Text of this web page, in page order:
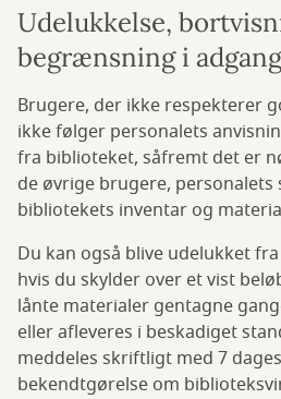
Udelukkelse,
begrænsning i
Brugere, der ikke respekterer
ikke følger personalets
fra biblioteket, såfremt det er
de øvrige brugere, personalets
bibliotekets inventar og
Du kan også blive udelukket
hvis du skylder over et vist
lånte materialer gentagne
eller afleveres i beskadiget
meddeles skriftligt med 7
bekendtgørelse om